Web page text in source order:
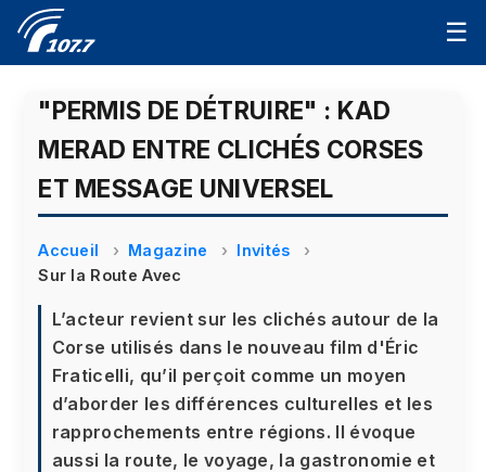
☰
"PERMIS DE DÉTRUIRE" : KAD
MERAD ENTRE CLICHÉS CORSES
ET MESSAGE UNIVERSEL
Accueil Magazine
Invités
Sur la Route Avec
L’acteur revient sur les clichés autour de la
Corse utilisés dans le nouveau film d'Éric
Fraticelli, qu’il perçoit comme un moyen
d’aborder les différences culturelles et les
rapprochements entre régions. Il évoque
aussi la route, le voyage, la gastronomie et